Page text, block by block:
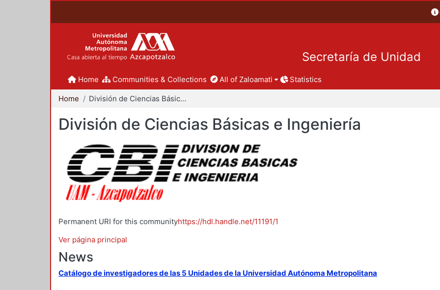
Secretaría de Unidad
Home Communities & Collections All of Zaloamati Statistics
Home División de Ciencias Básicas e Ingeniería
División de Ciencias Básicas e Ingeniería
Permanent URI for this communityhttps://hdl.handle.net/11191/1
Ver página principal
News
Catálogo de investigadores de las 5 Unidades de la Universidad Autónoma Metropolitana